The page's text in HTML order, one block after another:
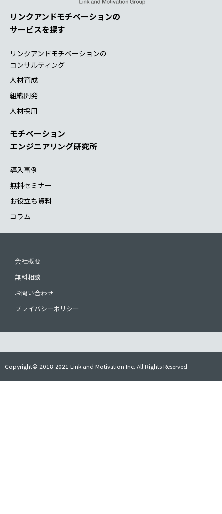
リンクアンドモチベーションの
サービスを探す
リンクアンドモチベーションの
コンサルティング
人材育成
組織開発
人材採用
モチベーション
エンジニアリング研究所
導入事例
無料セミナー
お役立ち資料
コラム
会社概要
無料相談
お問い合わせ
プライバシーポリシー
Copyright© 2018-2021 Link and Motivation Inc. All Rights Reserved